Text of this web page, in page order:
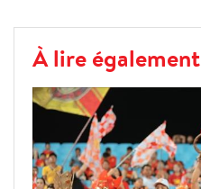
À lire également